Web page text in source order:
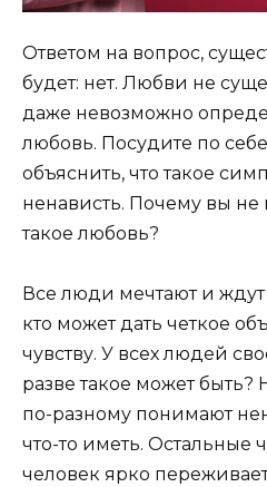
Ответом на вопрос,
будет: нет. Любви не
даже невозможно
любовь. Посудите по
объяснить, что такое
ненависть. Почему вы не
такое любовь?
Все люди мечтают и
кто может дать четкое
чувству. У всех людей
разве такое может
по-разному понимают
что-то иметь. Остальные
человек ярко